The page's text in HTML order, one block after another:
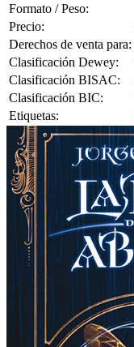
Formato / Peso:
Precio:
Derechos de venta para:
Clasificación Dewey:
Clasificación BISAC:
Clasificación BIC:
Etiquetas: